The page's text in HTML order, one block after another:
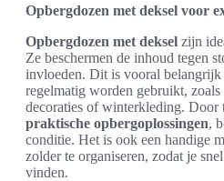
Opbergdozen met deksel voor
Opbergdozen met deksel zijn
Ze beschermen de inhoud tegen
invloeden. Dit is vooral
regelmatig worden gebruikt, zoals
decoraties of winterkleding. Door
praktische opbergoplossingen,
conditie. Het is ook een handige
zolder te organiseren, zodat je
vinden.